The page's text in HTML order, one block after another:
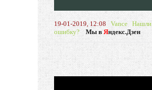
19-01-2019, 12:08 Vance Нашли
ошибку?
Мы в Яндекс.Дзен